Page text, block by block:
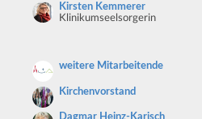
Kirsten Kemmerer
Klinikumseelsorgerin
weitere Mitarbeitende
Kirchenvorstand